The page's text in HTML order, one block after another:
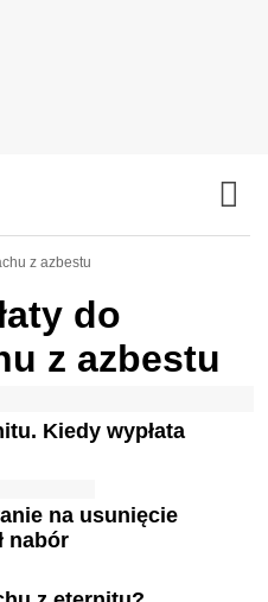
z azbestu
do
z azbestu
Kiedy wypłata
na usunięcie
nabór